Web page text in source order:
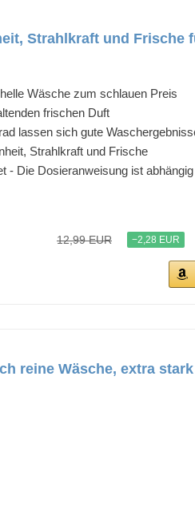
Strahlkraft und Frische
Wäsche zum schlauen Preis
frischen Duft
lassen sich gute
Strahlkraft und Frische
- Die Dosieranweisung ist
12,99 EUR −2,28 EUR
reine Wäsche, extra